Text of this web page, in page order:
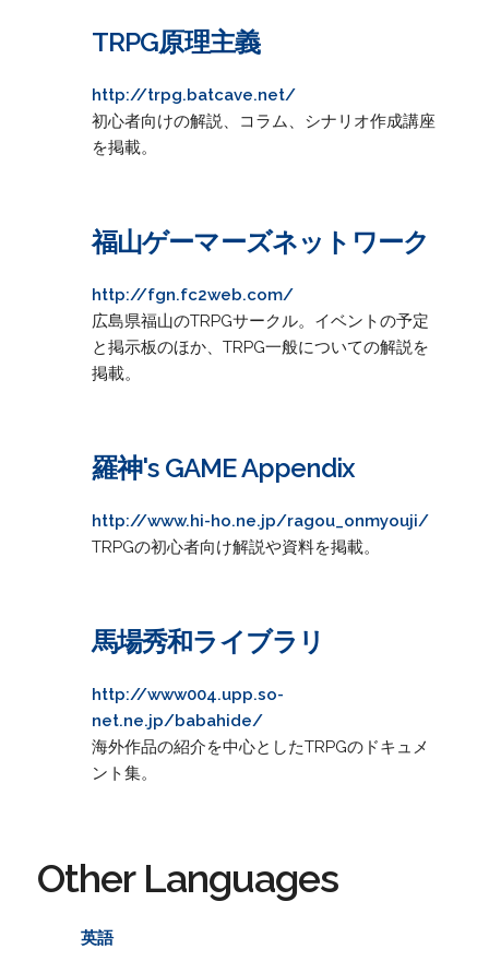
TRPG原理主義
http://trpg.batcave.net/
初心者向けの解説、コラム、シナリオ作成講座
を掲載。
福山ゲーマーズネットワーク
http://fgn.fc2web.com/
広島県福山のTRPGサークル。イベントの予定
と掲示板のほか、TRPG一般についての解説を
掲載。
羅神's GAME Appendix
http://www.hi-ho.ne.jp/ragou_onmyouji/
TRPGの初心者向け解説や資料を掲載。
馬場秀和ライブラリ
http://www004.upp.so-
net.ne.jp/babahide/
海外作品の紹介を中心としたTRPGのドキュメ
ント集。
Other Languages
英語